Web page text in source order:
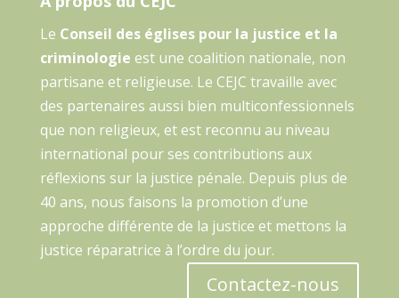
Le Conseil des églises pour la justice et la
criminologie est une coalition nationale, non
partisane et religieuse. Le CEJC travaille avec
des partenaires aussi bien multiconfessionnels
que non religieux, et est reconnu au niveau
international pour ses contributions aux
réflexions sur la justice pénale. Depuis plus de
40 ans, nous faisons la promotion d’une
approche différente de la justice et mettons la
justice réparatrice à l’ordre du jour.
Contactez-nous